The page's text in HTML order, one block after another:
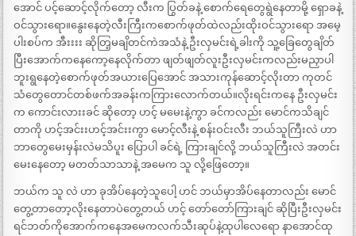
အောင် ပင့်ဆောင့်လိုက်တော့ လီးက ပြွတ်ခနဲ့ စောက်ရေတွေရွဲနေတာမို့ ရှောခနဲ့
ဝင်သွားရော။နွေးနေတဲ့လီးကြီးကစောက်ဖုတ်ထဲလည်းထိုးဝင်သွားရော အမေ့
ပါးစပ်က အီးးးး ဆိုတြ့မချိတင်ကဲအသံနဲ့ ဦးလှမင်းရဲ့ခါးကို သူ့ခြေတွေချိတ်
ပြီးအောက်ကနေကော့နေလိုက်တာ ဖျတ်ဖျတ်လူးဦးလှမင်းကလည်းမညှာပါ
ဘူးရွနေတဲ့စောက်ဖုတ်အယားပြေအောင် အသားကုန်ဆောင့်လိုးတာ ကုတင်
သံတွေတောင်တစ်ဖက်အခန်းကကြားလောက်တယ်။လိုးရင်းကနေ ဦးလှမင်း
က ကောင်းလားးခင် ဆိုတော့ ဟင့် မမေးနဲ့ကွာ ခင်ကလည်း မောင်ကသိချင်
တာကို ဟင့်အင်းးဟင့်အင်းးကွာ မောင့်လီးနဲ့ စန်းဝင်းလီး ဘယ်သူကြီးလဲ ဟာ
ဘာတွေမေးမှန်းလဲမသိပူး ပြောပါ ခင်ရဲ့ ကြားချင်လို့ ဘယ်သူကြီးလဲ အတင်း
မေးနေတော့ မတတ်သာသာနဲ့ အမေက သူ လို့ဖြေတော့။
ဘယ်က သူ လဲ ဟာ ခုအိပ်နေတဲ့သူပေါ့ ဟင် ဘယ်မှာအိပ်နေတာလည်း မောင်
တွေ့တာတော့လိုးနေတာပဲတွေ့တယ် ဟင့် တော်တော်ကြားချင် ဆိုပြီးဦးလှမင်း
ရင်ဘတ်ကိုအောက်ကနေအမေကလက်သီးဆုပ်နဲ့ထုပါလေရော နာအောင်ထု